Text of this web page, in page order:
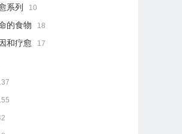
系列 10
的食物 18
和疗愈 17